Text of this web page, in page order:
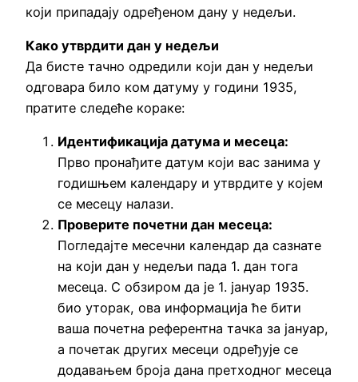
који припадају одређеном дану у недељи.
Како утврдити дан у недељи
Да бисте тачно одредили који дан у недељи
одговара било ком датуму у години 1935,
пратите следеће кораке:
Идентификација датума и месеца:
Прво пронађите датум који вас занима у
годишњем календару и утврдите у којем
се месецу налази.
Проверите почетни дан месеца:
Погледајте месечни календар да сазнате
на који дан у недељи пада 1. дан тога
месеца. С обзиром да је 1. јануар 1935.
био уторак, ова информација ће бити
ваша почетна референтна тачка за јануар,
а почетак других месеци одређује се
додавањем броја дана претходног месеца